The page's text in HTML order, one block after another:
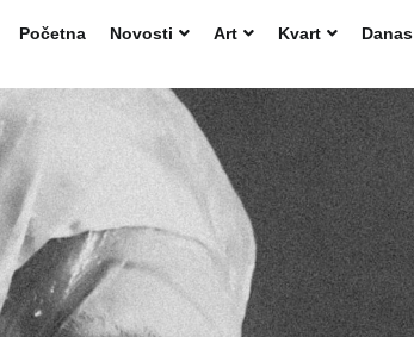
Početna
Novosti Art Kvart Danas